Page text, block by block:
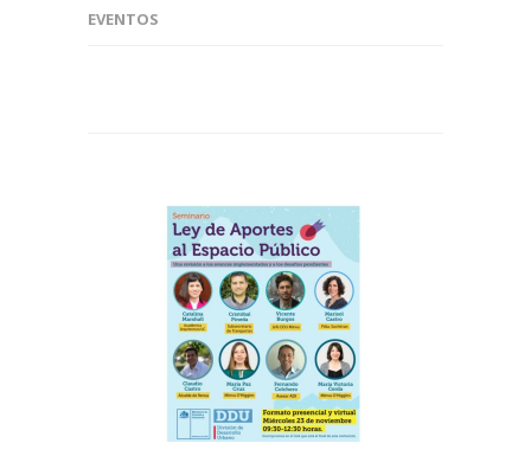
EVENTOS